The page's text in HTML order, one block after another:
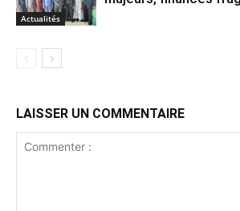
Actualités
LAISSER UN COMMENTAIRE